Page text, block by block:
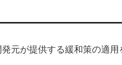
元が提供する緩和策の適